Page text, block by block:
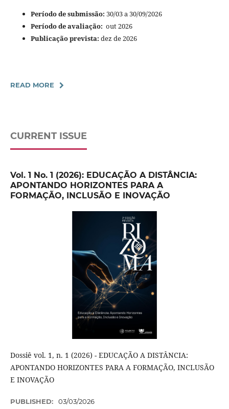
Período de submissão: 30/03 a 30/09/2026
Período de avaliação: out 2026
Publicação prevista: dez de 2026
READ MORE
CURRENT ISSUE
Vol. 1 No. 1 (2026): EDUCAÇÃO A DISTÂNCIA:
APONTANDO HORIZONTES PARA A
FORMAÇÃO, INCLUSÃO E INOVAÇÃO
Dossiê vol. 1, n. 1 (2026) - EDUCAÇÃO A DISTÂNCIA:
APONTANDO HORIZONTES PARA A FORMAÇÃO, INCLUSÃO
E INOVAÇÃO
PUBLISHED: 03/03/2026